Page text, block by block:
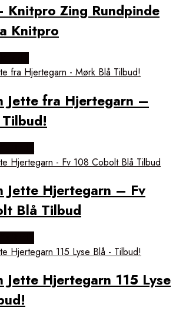
Knitpro Zing Rundpinde
Knitpro
Jette fra Hjertegarn –
Jette Hjertegarn – Fv
Blå Tilbud
Jette Hjertegarn 115 Lyse